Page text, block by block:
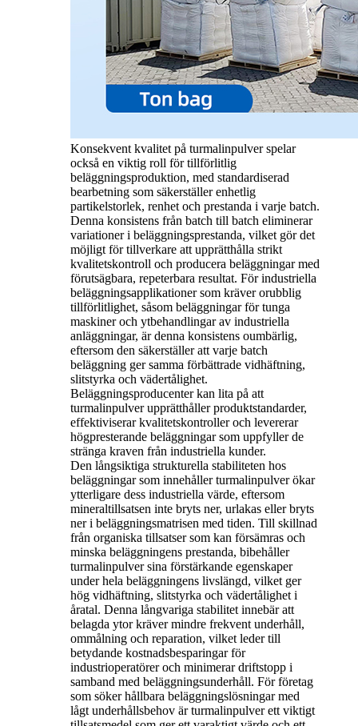
Konsekvent kvalitet på turmalinpulver spelar
också en viktig roll för tillförlitlig
beläggningsproduktion, med standardiserad
bearbetning som säkerställer enhetlig
partikelstorlek, renhet och prestanda i varje batch.
Denna konsistens från batch till batch eliminerar
variationer i beläggningsprestanda, vilket gör det
möjligt för tillverkare att upprätthålla strikt
kvalitetskontroll och producera beläggningar med
förutsägbara, repeterbara resultat. För industriella
beläggningsapplikationer som kräver orubblig
tillförlitlighet, såsom beläggningar för tunga
maskiner och ytbehandlingar av industriella
anläggningar, är denna konsistens oumbärlig,
eftersom den säkerställer att varje batch
beläggning ger samma förbättrade vidhäftning,
slitstyrka och vädertålighet.
Beläggningsproducenter kan lita på att
turmalinpulver upprätthåller produktstandarder,
effektiviserar kvalitetskontroller och levererar
högpresterande beläggningar som uppfyller de
stränga kraven från industriella kunder.
Den långsiktiga strukturella stabiliteten hos
beläggningar som innehåller turmalinpulver ökar
ytterligare dess industriella värde, eftersom
mineraltillsatsen inte bryts ner, urlakas eller bryts
ner i beläggningsmatrisen med tiden. Till skillnad
från organiska tillsatser som kan försämras och
minska beläggningens prestanda, bibehåller
turmalinpulver sina förstärkande egenskaper
under hela beläggningens livslängd, vilket ger
hög vidhäftning, slitstyrka och vädertålighet i
åratal. Denna långvariga stabilitet innebär att
belagda ytor kräver mindre frekvent underhåll,
ommålning och reparation, vilket leder till
betydande kostnadsbesparingar för
industrioperatörer och minimerar driftstopp i
samband med beläggningsunderhåll. För företag
som söker hållbara beläggningslösningar med
lågt underhållsbehov är turmalinpulver ett viktigt